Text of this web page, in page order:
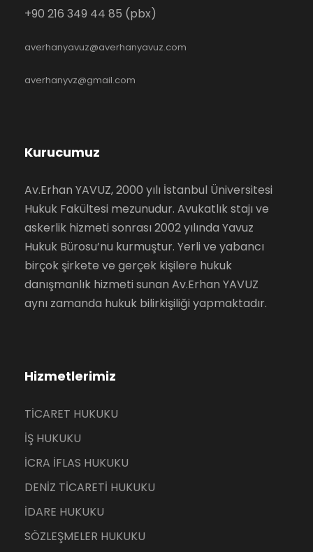
+90 216 349 44 85 (pbx)
averhanyavuz@averhanyavuz.com
averhanyvz@gmail.com
Kurucumuz
Av.Erhan YAVUZ, 2000 yılı İstanbul Üniversitesi
Hukuk Fakültesi mezunudur. Avukatlık stajı ve
askerlik hizmeti sonrası 2002 yılında Yavuz
Hukuk Bürosu’nu kurmuştur. Yerli ve yabancı
birçok şirkete ve gerçek kişilere hukuk
danışmanlık hizmeti sunan Av.Erhan YAVUZ
aynı zamanda hukuk bilirkişiliği yapmaktadır.
Hizmetlerimiz
TİCARET HUKUKU
İŞ HUKUKU
İCRA İFLAS HUKUKU
DENİZ TİCARETİ HUKUKU
İDARE HUKUKU
SÖZLEŞMELER HUKUKU